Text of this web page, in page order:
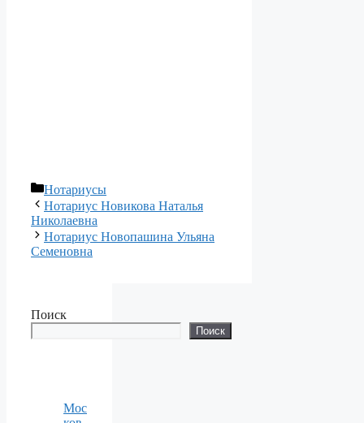
Рубрики
Нотариусы
Нотариус Новикова Наталья
Николаевна
Нотариус Новопашина Ульяна
Семеновна
Поиск
Поиск
Мос